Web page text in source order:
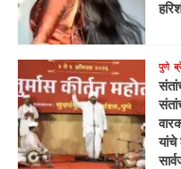
पुणे
यांचे